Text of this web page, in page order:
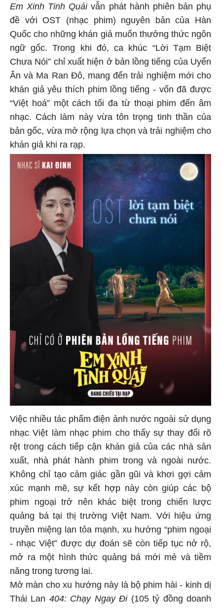
Em Xinh Tinh Quái vẫn phát hành phiên bản phụ
đề với OST (nhạc phim) nguyên bản của Hàn
Quốc cho những khán giả muốn thưởng thức ngôn
ngữ gốc. Trong khi đó, ca khúc “Lời Tạm Biệt
Chưa Nói” chỉ xuất hiện ở bản lồng tiếng của Uyển
Ân và Ma Ran Đô, mang đến trải nghiệm mới cho
khán giả yêu thích phim lồng tiếng - vốn đã được
“Việt hoá” một cách tối đa từ thoại phim đến âm
nhạc. Cách làm này vừa tôn trọng tinh thần của
bản gốc, vừa mở rộng lựa chọn và trải nghiệm cho
khán giả khi ra rạp.
Việc nhiều tác phẩm điện ảnh nước ngoài sử dụng
nhạc Việt làm nhạc phim cho thấy sự thay đổi rõ
rệt trong cách tiếp cận khán giả của các nhà sản
xuất, nhà phát hành phim trong và ngoài nước.
Không chỉ tạo cảm giác gần gũi và khơi gợi cảm
xúc mạnh mẽ, sự kết hợp này còn giúp các bộ
phim ngoại trở nên khác biệt trong chiến lược
quảng bá tại thị trường Việt Nam. Với hiệu ứng
truyền miệng lan tỏa mạnh, xu hướng “phim ngoại
- nhạc Việt” được dự đoán sẽ còn tiếp tục nở rộ,
mở ra một hình thức quảng bá mới mẻ và tiềm
năng trong tương lai.
Mở màn cho xu hướng này là bộ phim hài - kinh dị
Thái Lan 404: Chạy Ngay Đi (105 tỷ đồng doanh